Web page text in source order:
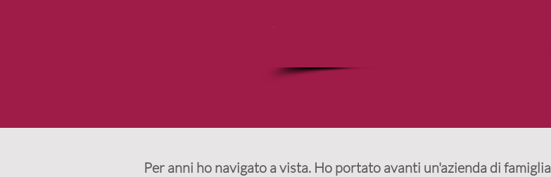
Per anni ho navigato a vista. Ho portato avanti un'azienda di famiglia